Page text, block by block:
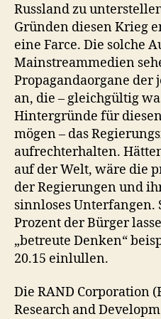
Russland zu
Gründen diesen Krieg
eine Farce. Die solche
Mainstreammedien
Propagandaorgane
an, die – gleichgültig
Hintergründe für
mögen – das
aufrechterhalten.
auf der Welt, wäre die
der Regierungen und
sinnloses Unterfangen.
Prozent der Bürger
„betreute Denken“
20.15 einlullen.
Die RAND Corporation
Research and